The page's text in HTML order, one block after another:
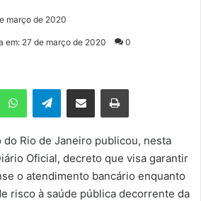
março de 2020
em: 27 de março de 2020 0
Telegram
do Rio de Janeiro publicou, nesta
Oficial, decreto que visa garantir
o atendimento bancário enquanto
risco à saúde pública decorrente da